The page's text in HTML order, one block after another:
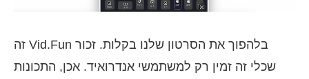
זה Vid.Fun בלהפוך את הסרטון שלנו בקלות. זכור
שכלי זה זמין רק למשתמשי אנדרואיד. אכן, התכונות